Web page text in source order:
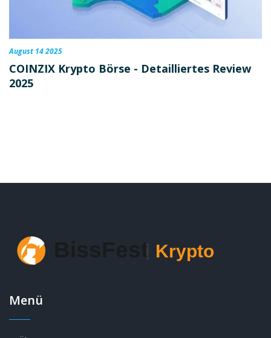
August 14 2025
COINZIX Krypto Börse - Detailliertes Review
2025
Menü